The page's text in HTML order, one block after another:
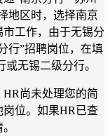
地区时，选择南京
工作，由于无锡分
行”招聘岗位，在填
无锡二级分行。
尚未处理您的简
位。如果HR已查